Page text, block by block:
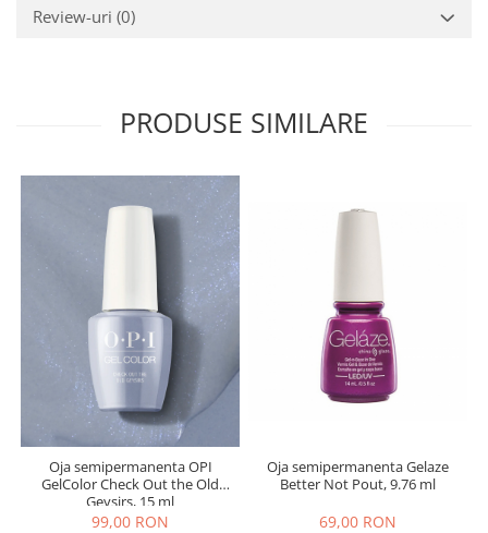
Review-uri (0)
PRODUSE SIMILARE
Oja semipermanenta OPI
GelColor Check Out the Old
Geysirs, 15 ml
99,00 RON
Oja semipermanenta Gelaze
Better Not Pout, 9.76 ml
69,00 RON